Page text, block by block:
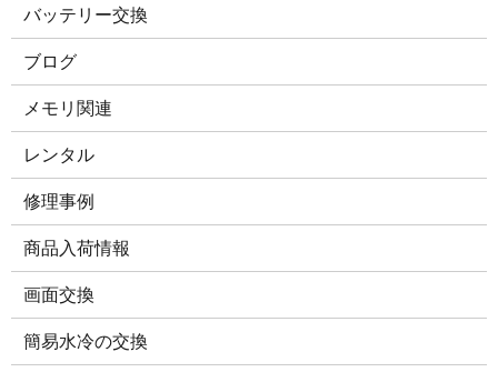
バッテリー交換
ブログ
メモリ関連
レンタル
修理事例
商品入荷情報
画面交換
簡易水冷の交換